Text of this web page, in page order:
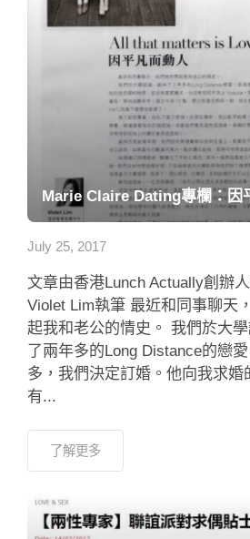
Marie Claire Dating專欄：因
July 25, 2017
文章由香港Lunch Actually創辦
Violet Lim執筆 最近和同事聊天
起我和老公的情史。 我們於大
了兩年多的Long Distance的戀
多，我們決定訂婚。他向我求婚
有...
了解更多